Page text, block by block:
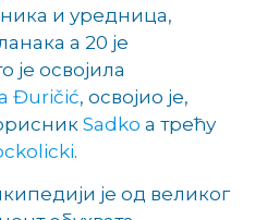
и уредница,
а 20 је
освојила
Đuričić, освојио је,
Sadko а трећу
.
је од великог